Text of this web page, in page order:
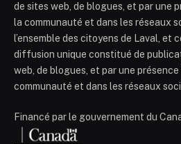
de sites web, de blogues, et par une
la communauté et dans les réseaux
l’ensemble des citoyens de Laval, et
diffusion unique constitué de
web, de blogues, et par une
communauté et dans les réseaux
Financé par le gouvernement du